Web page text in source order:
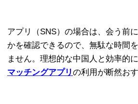
アプリ（SNS）の場合は、会う前
かを確認できるので、無駄な時間
ません。理想的な中国人と効率的
マッチングアプリの利用が断然おす